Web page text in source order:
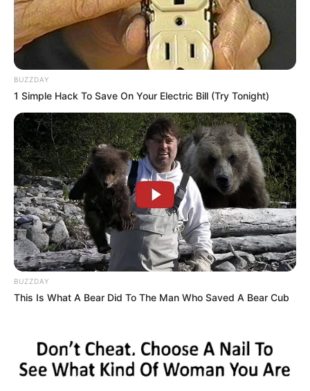
BUZZDAY
1 Simple Hack To Save On Your Electric Bill (Try Tonight)
BUZZDAY
This Is What A Bear Did To The Man Who Saved A Bear Cub